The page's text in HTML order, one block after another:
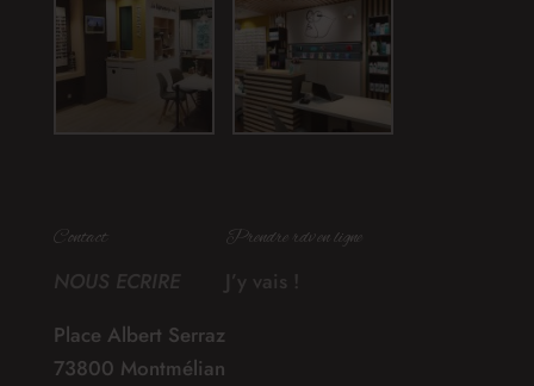
Contact
NOUS ECRIRE
Place Albert Serraz
73800 Montmélian
Prendre rdv en ligne
J’y vais !